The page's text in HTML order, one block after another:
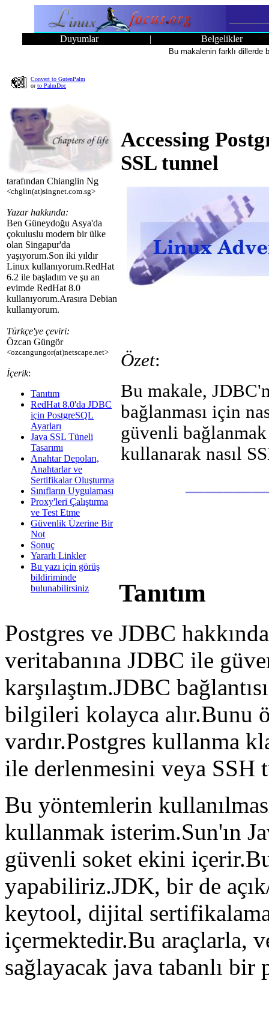
Duyumlar | Belgelikler
Bu makalenin farklı dillerde
Convert to GutenPalm
orto PalmDoc
tarafından Chianglin Ng
<chglin(at)singnet.com.sg>
Yazar hakkında:
Ben Güneydoğu Asya'da
çokuluslu modern bir ülke
olan Singapur'da
yaşıyorum.Son iki yıldır
Linux kullanıyorum.RedHat
6.2 ile başladım ve şu an
evimde RedHat 8.0
kullanıyorum.Arasıra Debian
kullanıyorum.
Türkçe'ye çeviri:
Özcan Güngör
<ozcangungor(at)netscape.net>
İçerik:
Tanıtım
RedHat 8.0'da JDBC
için PostgreSQL
Ayarları
Java SSL Tüneli
Tasarımı
Anahtar Depoları,
Anahtarlar ve
Sertifikalar Oluşturma
Sınıfların Uygulaması
Proxy'leri Çalıştırma
ve Test Etme
Güvenlik Üzerine Bir
Not
Sonuç
Yararlı Linkler
Bu yazı için görüş
bildiriminde
bulunabilirsiniz
Accessing
SSL tunnel
Özet:
Bu makale,
bağlanması için
güvenli
kullanarak nasıl
Tanıtım
Postgres ve JDBC
veritabanına JDBC ile
karşılaştım.JDBC
bilgileri kolayca alır.Bunu
vardır.Postgres kullanma
ile derlenmesini veya SSH
Bu yöntemlerin
kullanmak isterim.Sun'ın
güvenli soket ekini
yapabiliriz.JDK, bir de
keytool, dijital
içermektedir.Bu araçlarla,
sağlayacak java tabanlı